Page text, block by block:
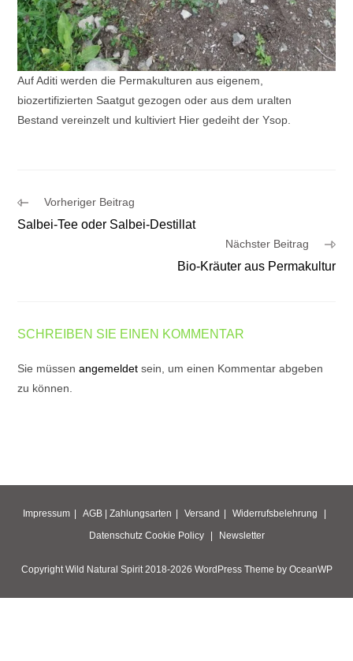
Auf Aditi werden die Permakulturen aus eigenem,
biozertifizierten Saatgut gezogen oder aus dem uralten
Bestand vereinzelt und kultiviert Hier gedeiht der Ysop.
Weitere
ansehen
Vorheriger Beitrag
Salbei-Tee oder Salbei-Destillat
Nächster Beitrag
Bio-Kräuter aus Permakultur
SCHREIBEN SIE EINEN KOMMENTAR
Sie müssenangemeldet sein, um einen Kommentar abgeben
zu können.
Impressum AGB | Zahlungsarten Versand
Widerrufsbelehrung
Datenschutz Cookie Policy Newsletter
Copyright Wild Natural Spirit 2018-2026 WordPress Theme by OceanWP